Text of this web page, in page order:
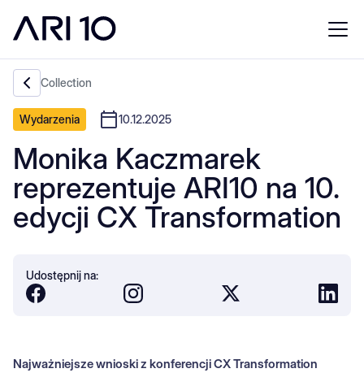
Collection
Wydarzenia 10.12.2025
Monika Kaczmarek
reprezentuje ARI10 na 10.
edycji CX Transformation
Udostępnij na:
Najważniejsze wnioski z konferencji CX Transformation